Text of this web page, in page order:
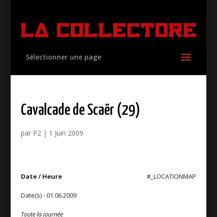
Sélectionner une page
Cavalcade de Scaër (29)
par P2| 1 Juin 2009
#_LOCATIONMAP
Date / Heure
Date(s) - 01.06.2009
Toute la journée